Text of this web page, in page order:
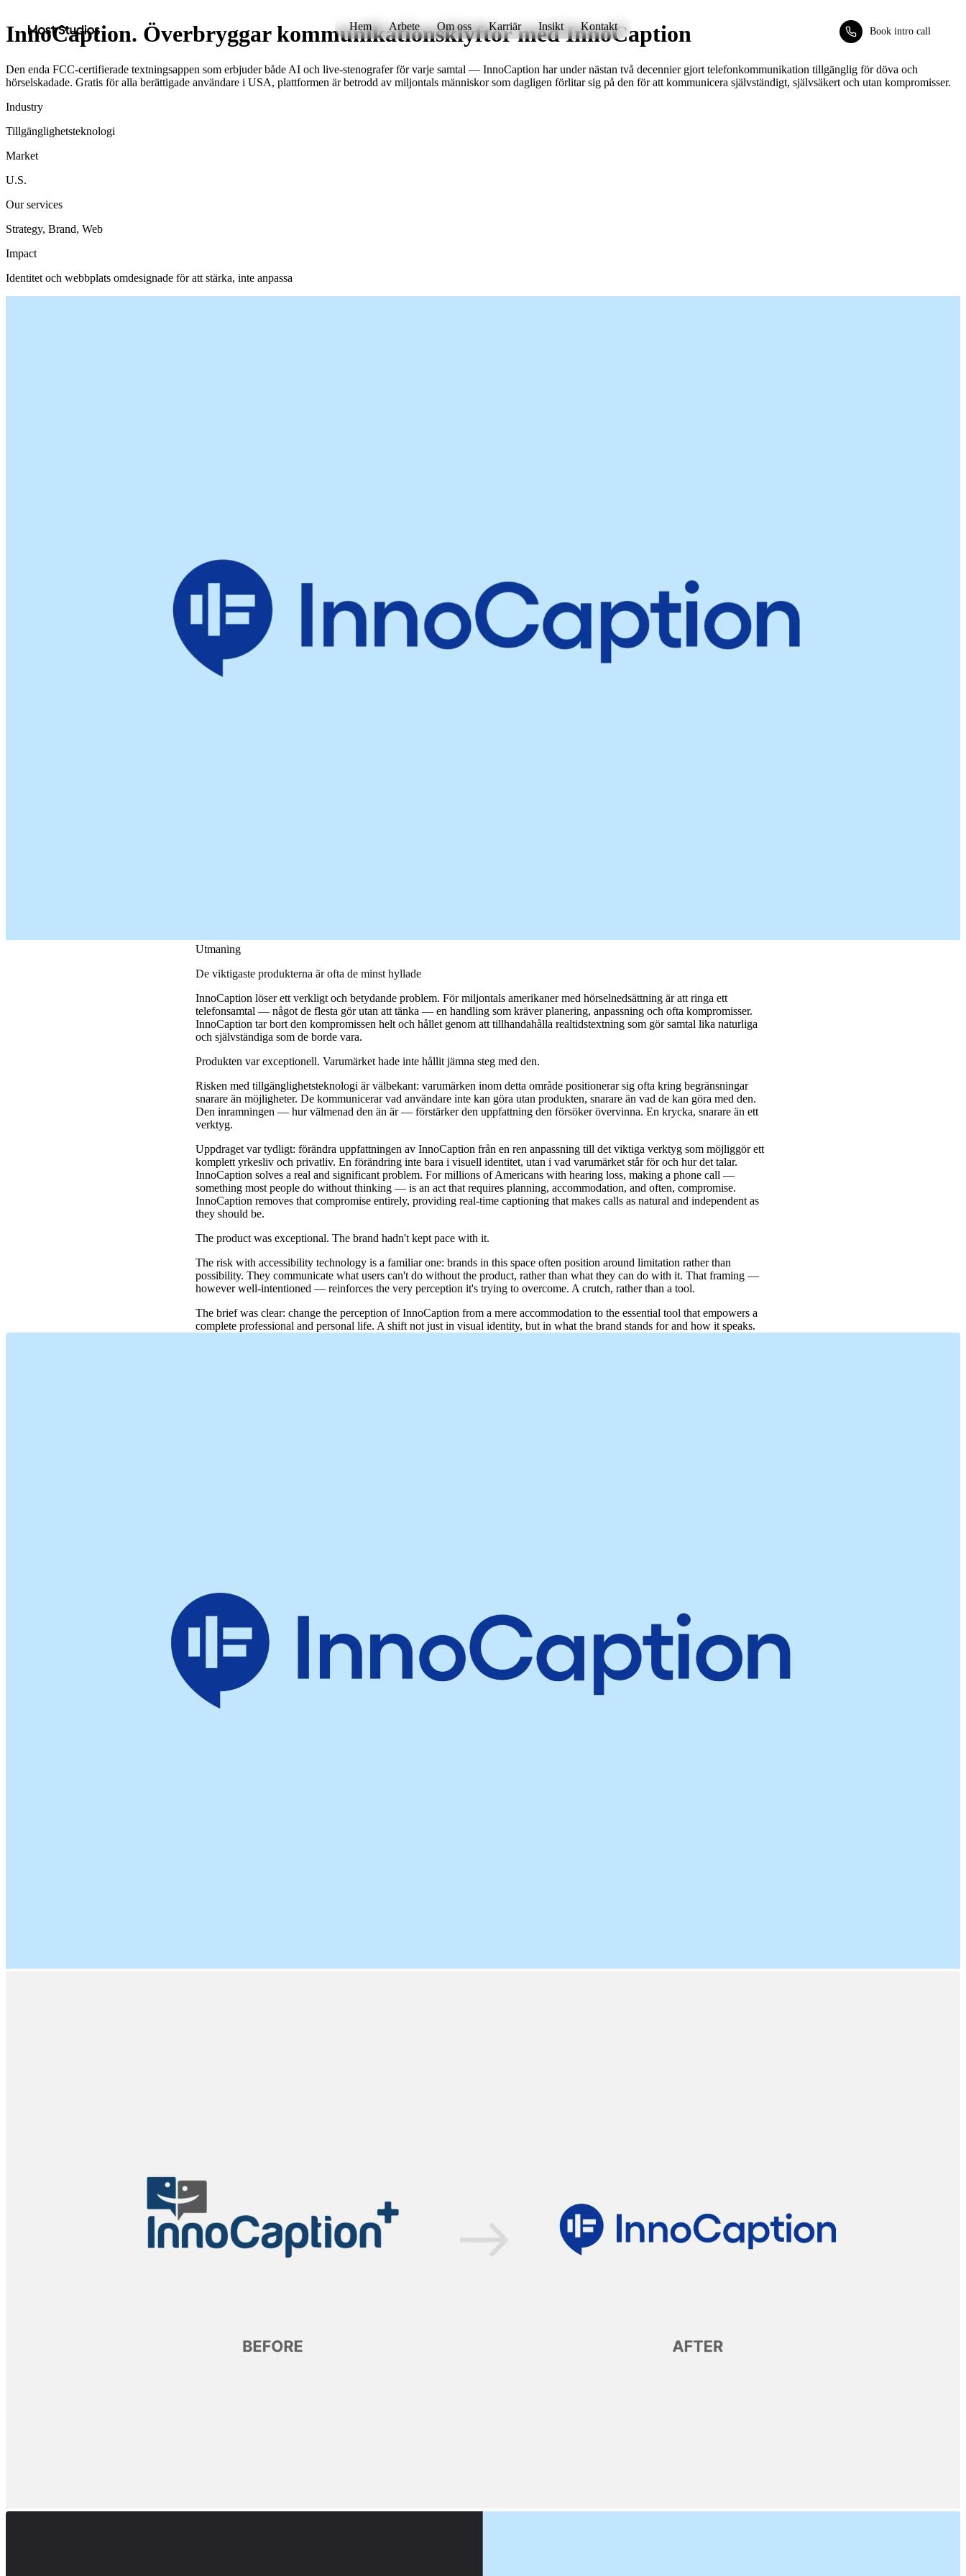
Most Studios Hem Arbete Om oss Karriär Insikt Kontakt Book intro call
InnoCaption. Överbryggar kommunikationsklyftor med InnoCaption
Den enda FCC-certifierade textningsappen som erbjuder både AI och live-stenografer för varje samtal — InnoCaption har under nästan två decennier gjort telefonkommunikation tillgänglig för döva och
hörselskadade. Gratis för alla berättigade användare i USA, plattformen är betrodd av miljontals människor som dagligen förlitar sig på den för att kommunicera självständigt, självsäkert och utan kompromisser.
Industry
Tillgänglighetsteknologi
Market
U.S.
Our services
Strategy, Brand, Web
Impact
Identitet och webbplats omdesignade för att stärka, inte anpassa
Utmaning
De viktigaste produkterna är ofta de minst hyllade
InnoCaption löser ett verkligt och betydande problem. För miljontals amerikaner med hörselnedsättning är att ringa ett
telefonsamtal — något de flesta gör utan att tänka — en handling som kräver planering, anpassning och ofta kompromisser.
InnoCaption tar bort den kompromissen helt och hållet genom att tillhandahålla realtidstextning som gör samtal lika naturliga
och självständiga som de borde vara.
Produkten var exceptionell. Varumärket hade inte hållit jämna steg med den.
Risken med tillgänglighetsteknologi är välbekant: varumärken inom detta område positionerar sig ofta kring begränsningar
snarare än möjligheter. De kommunicerar vad användare inte kan göra utan produkten, snarare än vad de kan göra med den.
Den inramningen — hur välmenad den än är — förstärker den uppfattning den försöker övervinna. En krycka, snarare än ett
verktyg.
Uppdraget var tydligt: förändra uppfattningen av InnoCaption från en ren anpassning till det viktiga verktyg som möjliggör ett
komplett yrkesliv och privatliv. En förändring inte bara i visuell identitet, utan i vad varumärket står för och hur det talar.
InnoCaption solves a real and significant problem. For millions of Americans with hearing loss, making a phone call —
something most people do without thinking — is an act that requires planning, accommodation, and often, compromise.
InnoCaption removes that compromise entirely, providing real-time captioning that makes calls as natural and independent as
they should be.
The product was exceptional. The brand hadn't kept pace with it.
The risk with accessibility technology is a familiar one: brands in this space often position around limitation rather than
possibility. They communicate what users can't do without the product, rather than what they can do with it. That framing —
however well-intentioned — reinforces the very perception it's trying to overcome. A crutch, rather than a tool.
The brief was clear: change the perception of InnoCaption from a mere accommodation to the essential tool that empowers a
complete professional and personal life. A shift not just in visual identity, but in what the brand stands for and how it speaks.